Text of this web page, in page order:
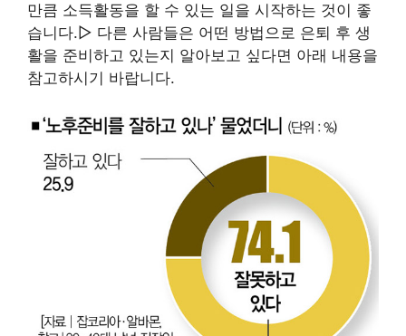
만큼 소득활동을 할 수 있는 일을 시작하는 것이 좋
습니다.▷ 다른 사람들은 어떤 방법으로 은퇴 후 생
활을 준비하고 있는지 알아보고 싶다면 아래 내용을
참고하시기 바랍니다.